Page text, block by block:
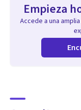
Empieza
Accede a una